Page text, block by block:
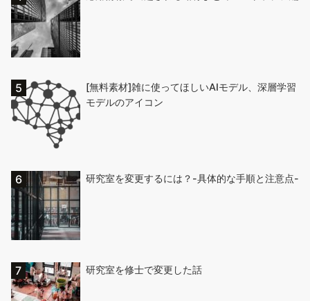
[無料素材]雑に使ってほしいAIモデル、深層学習
モデルのアイコン
研究室を変更するには？-具体的な手順と注意点-
研究室を修士で変更した話